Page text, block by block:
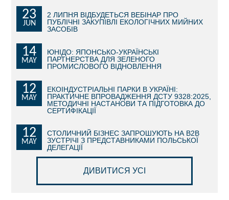
У ПРОЦЕСІ РЕАЛІЗАЦІЇ
СТАТИСТИКА
ОСНОВНІ ПАРТНЕРИ КИЄВА
ПІДТРИМКА ВИХОДУ НА МІЖНАРОДНІ РИНКИ
КОМЕРЦІЙНІ ПРОПОЗИЦІЇ КИЇВСЬКИХ КОМПАНІЙ
ПРОПОЗИЦІЇ ЗАРУБІЖНИХ КОМПАНІЙ
23
JUN
2 ЛИПНЯ ВІДБУДЕТЬСЯ ВЕБІНАР ПРО
ПУБЛІЧНІ ЗАКУПІВЛІ ЕКОЛОГІЧНИХ МИЙНИХ
ЗАСОБІВ
14
MAY
ЮНІДО: ЯПОНСЬКО-УКРАЇНСЬКІ
ПАРТНЕРСТВА ДЛЯ ЗЕЛЕНОГО
ПРОМИСЛОВОГО ВІДНОВЛЕННЯ
12
MAY
ЕКОІНДУСТРІАЛЬНІ ПАРКИ В УКРАЇНІ:
ПРАКТИЧНЕ ВПРОВАДЖЕННЯ ДСТУ 9328:2025,
МЕТОДИЧНІ НАСТАНОВИ ТА ПІДГОТОВКА ДО
СЕРТИФІКАЦІЇ
12
MAY
СТОЛИЧНИЙ БІЗНЕС ЗАПРОШУЮТЬ НА В2В
ЗУСТРІЧІ З ПРЕДСТАВНИКАМИ ПОЛЬСЬКОЇ
ДЕЛЕГАЦІЇ
ДИВИТИСЯ УСІ